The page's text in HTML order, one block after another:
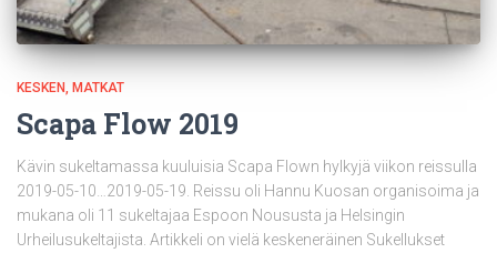
KESKEN MATKAT
Scapa Flow 2019
Kävin sukeltamassa kuuluisia Scapa Flown hylkyjä viikon reissulla
2019-05-10…2019-05-19. Reissu oli Hannu Kuosan organisoima ja
mukana oli 11 sukeltajaa Espoon Noususta ja Helsingin
Urheilusukeltajista. Artikkeli on vielä keskeneräinen Sukellukset